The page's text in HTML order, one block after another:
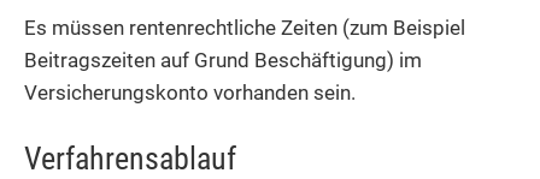
Es müssen rentenrechtliche Zeiten (zum Beispiel
Beitragszeiten auf Grund Beschäftigung) im
Versicherungskonto vorhanden sein.
Verfahrensablauf